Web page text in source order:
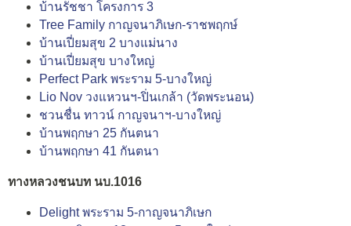
บ้านรัชชา โครงการ 3
Tree Family กาญจนาภิเษก-ราชพฤกษ์
บ้านเปี่ยมสุข 2 บางแม่นาง
บ้านเปี่ยมสุข บางใหญ่
Perfect Park พระราม 5-บางใหญ่
Lio Nov วงแหวนฯ-ปิ่นเกล้า (วัดพระนอน)
ชวนชื่น ทาวน์ กาญจนาฯ-บางใหญ่
บ้านพฤกษา 25 กันตนา
บ้านพฤกษา 41 กันตนา
ทางหลวงชนบท นบ.1016
Delight พระราม 5-กาญจนาภิเษก